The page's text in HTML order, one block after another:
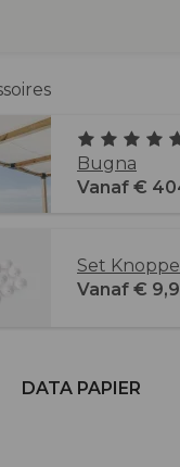
Bugna
Vanaf €
Set
Vanaf €
DATA PAPIER